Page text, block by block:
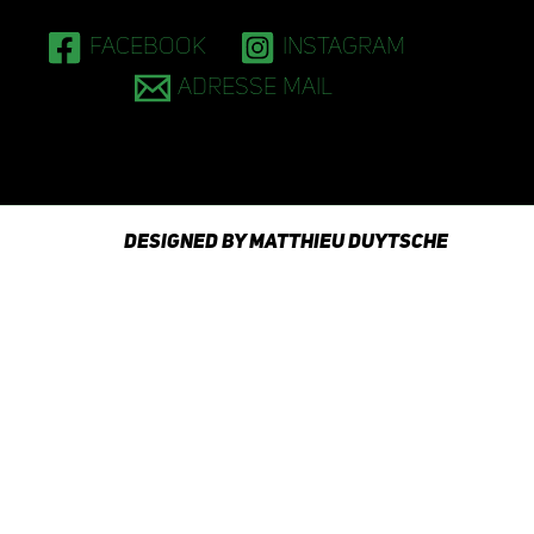
Facebook
Instagram
Adresse mail
Designed by Matthieu Duytsche